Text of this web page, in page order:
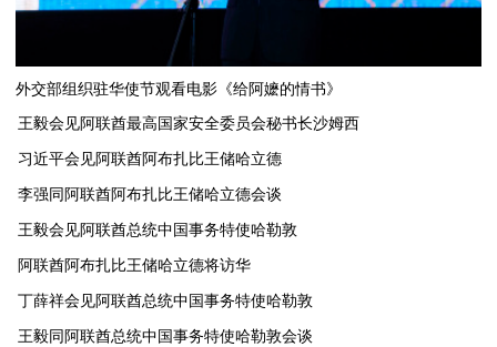
外交部组织驻华使节观看电影《给阿嬷的情书》
王毅会见阿联酋最高国家安全委员会秘书长沙姆西
习近平会见阿联酋阿布扎比王储哈立德
李强同阿联酋阿布扎比王储哈立德会谈
​王毅会见阿联酋总统中国事务特使哈勒敦
阿联酋阿布扎比王储哈立德将访华
丁薛祥会见阿联酋总统中国事务特使哈勒敦
王毅同阿联酋总统中国事务特使哈勒敦会谈